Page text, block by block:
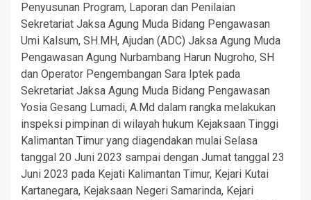
Penyusunan Program, Laporan dan Penilaian
Sekretariat Jaksa Agung Muda Bidang Pengawasan
Umi Kalsum, SH.MH, Ajudan (ADC) Jaksa Agung Muda
Pengawasan Agung Nurbambang Harun Nugroho, SH
dan Operator Pengembangan Sara Iptek pada
Sekretariat Jaksa Agung Muda Bidang Pengawasan
Yosia Gesang Lumadi, A.Md dalam rangka melakukan
inspeksi pimpinan di wilayah hukum Kejaksaan Tinggi
Kalimantan Timur yang diagendakan mulai Selasa
tanggal 20 Juni 2023 sampai dengan Jumat tanggal 23
Juni 2023 pada Kejati Kalimantan Timur, Kejari Kutai
Kartanegara, Kejaksaan Negeri Samarinda, Kejari